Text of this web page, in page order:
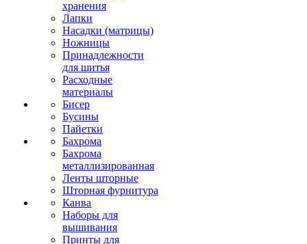
хранения
Лапки
Насадки (матрицы)
Ножницы
Принадлежности
для шитья
Расходные
материалы
Бисер
Бусины
Пайетки
Бахрома
Бахрома
металлизированная
Ленты шторные
Шторная фурнитура
Канва
Наборы для
вышивания
Принты для